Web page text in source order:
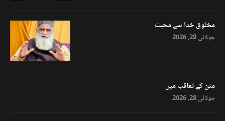
مخلوق خدا سے محبت
جولائی 29, 2026
متن کے تعاقب میں
جولائی 28, 2026